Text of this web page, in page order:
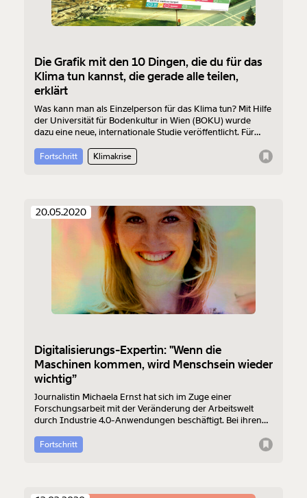
Die Grafik mit den 10 Dingen, die du für das
Klima tun kannst, die gerade alle teilen,
erklärt
Was kann man als Einzelperson für das Klima tun? Mit Hilfe
der Universität für Bodenkultur in Wien (BOKU) wurde
dazu eine neue, internationale Studie veröffentlicht. Für
zusammengefasst. Die daraus entstandene Grafik der 10
Dinge, die am meisten Treibhausgase (CO2-Äquivalente)
zu klären, die dazu immer wieder auftauchen.
Fortschritt Klimakrise
20.05.2020
Digitalisierungs-Expertin: "Wenn die
Maschinen kommen, wird Menschsein wieder
wichtig”
Journalistin Michaela Ernst hat sich im Zuge einer
Forschungsarbeit mit der Veränderung der Arbeitswelt
durch Industrie 4.0-Anwendungen beschäftigt. Bei ihren
Warum Digitalisierung kein Schreckgespenst sein muss, die
Corona-Krise in diesem Bereich viel vorantreiben wird -
Fortschritt